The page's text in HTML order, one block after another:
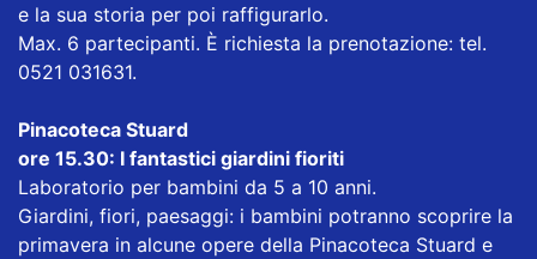
e la sua storia per poi raffigurarlo.
Max. 6 partecipanti. È richiesta la prenotazione: tel.
0521 031631.
Pinacoteca Stuard
ore 15.30: I fantastici giardini fioriti
Laboratorio per bambini da 5 a 10 anni.
Giardini, fiori, paesaggi: i bambini potranno scoprire la
primavera in alcune opere della Pinacoteca Stuard e